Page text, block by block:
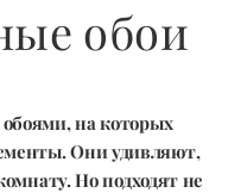
обои
на которых
Они удивляют,
Но подходят не